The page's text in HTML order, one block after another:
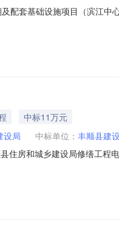
配套基础设施项目（滨江
脱敏）.pdf序号投标人名
中标11万元
设局 中标单位： 丰顺县建
住房和城乡建设局修缮工
联系方式：0753-6688529